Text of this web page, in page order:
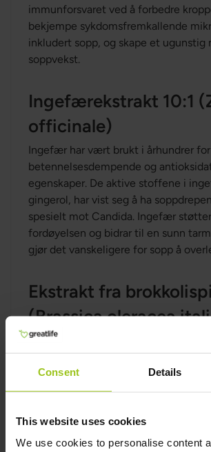
Consent Details
This website uses cookies
We use cookies to personalise content
immunforsvaret ved å forbedre
bekjempe sykdomsfremkallende
inkludert sopp, og skape et ugunstig
soppvekst.
Ingefærekstrakt 10:1
officinale)
Ingefær har vært brukt i århundrer for
betennelsesdempende og
egenskaper. De aktive stoffene i
gingerol, har vist seg å ha
spesielt mot Candida. Ingefær
fordøyelsen og bidrar til en sunn
gjør det vanskeligere for sopp å
Ekstrakt fra
(Brassica oleracea
Brokkolispirer er rike på sulforafan, en
antioksidant som har vist seg å ha
på tarmhelse og immunforsvar.
hemme candida-overvekst ved å
igjen gjør det vanskeligere for sopp å